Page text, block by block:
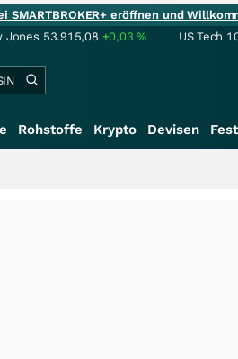
SMARTBROKER+ eröffnen und
Jones 53.915,08 +0,03% US Tech
Rohstoffe Krypto Devisen